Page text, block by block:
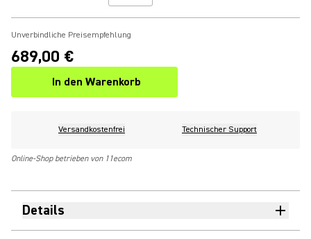
Unverbindliche Preisempfehlung
689,00 €
In den Warenkorb
Versandkostenfrei Technischer Support
Online-Shop betrieben von 11ecom
Details